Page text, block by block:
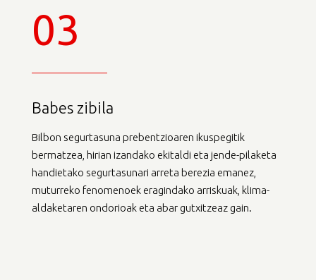
03
Babes zibila
Bilbon segurtasuna prebentzioaren ikuspegitik
bermatzea, hirian izandako ekitaldi eta jende-pilaketa
handietako segurtasunari arreta berezia emanez,
muturreko fenomenoek eragindako arriskuak, klima-
aldaketaren ondorioak eta abar gutxitzeaz gain.